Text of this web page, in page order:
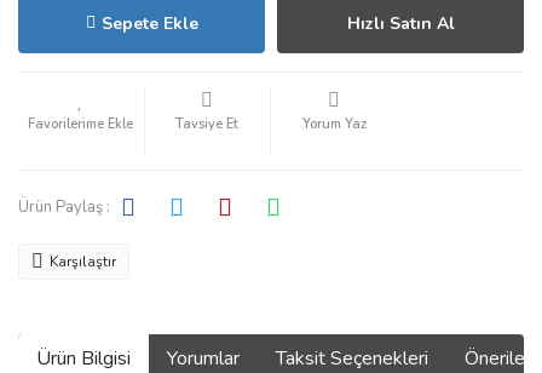
Sepete Ekle Hızlı Satın Al
Tavsiye Et Yorum Yaz
Ürün Paylaş :
Karşılaştır
Ürün Bilgisi Yorumlar Taksit Seçenekleri